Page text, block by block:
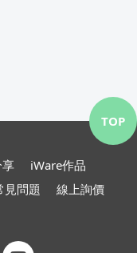
iWare作品
見問題
線上詢價
TOP